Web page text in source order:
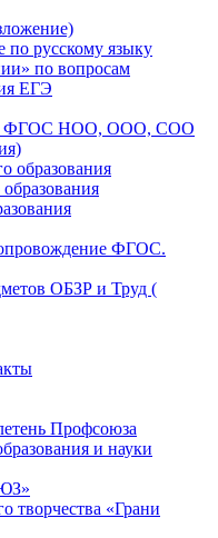
по русскому языку
по вопросам
ЕГЭ
ФГОС НОО, ООО, СОО
образования
ФГОС.
ОБЗР и Труд (
Профсоюза
и науки
творчества «Грани